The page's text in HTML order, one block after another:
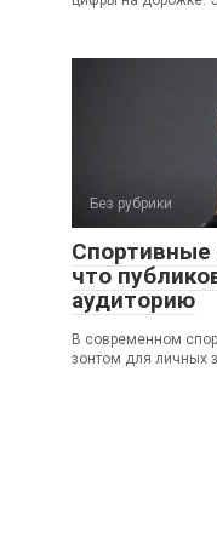
Без рубрики
Спортивные
что
аудиторию
В современном
зонтом для личных